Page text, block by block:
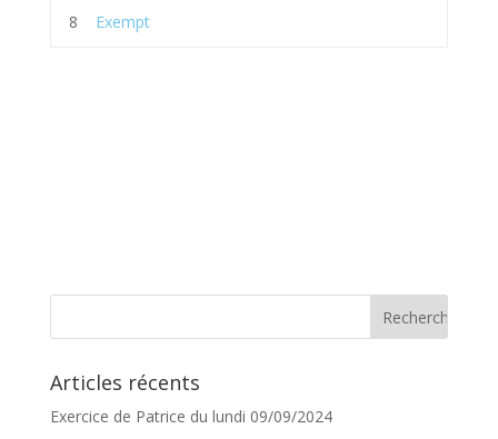
8 Exempt
Articles récents
Exercice de Patrice du lundi 09/09/2024